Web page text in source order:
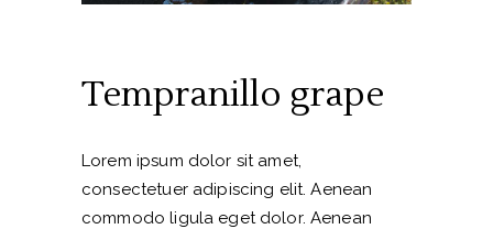
Tempranillo grape
Lorem ipsum dolor sit amet,
consectetuer adipiscing elit. Aenean
commodo ligula eget dolor. Aenean